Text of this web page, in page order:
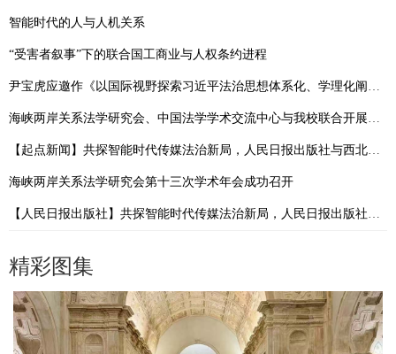
智能时代的人与人机关系
“受害者叙事”下的联合国工商业与人权条约进程
海峡两岸关系法学研究会第十三次学术年会成功召开
精彩图集